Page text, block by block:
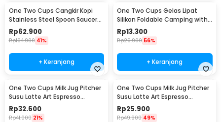
One Two Cups Cangkir Kopi
Stainless Steel Spoon Saucer
Cup 120ml - 201
Rp62.900
Rp104.900 41%
+ Keranjang
One Two Cups Gelas Lipat
Silikon Foldable Camping with
Strap 200ml - F120
Rp13.300
Rp29.900 56%
+ Keranjang
One Two Cups Milk Jug Pitcher
Susu Latte Art Espresso
Stainless Steel 350ml - J068
Rp32.600
Rp41.000 21%
One Two Cups Milk Jug Pitcher
Susu Latte Art Espresso
Stainless Steel 150ml - J068
Rp25.900
Rp49.900 49%